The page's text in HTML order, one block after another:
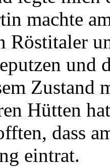
machte
Röstitaler
und
Zustand
Hütten
dass
eintrat.